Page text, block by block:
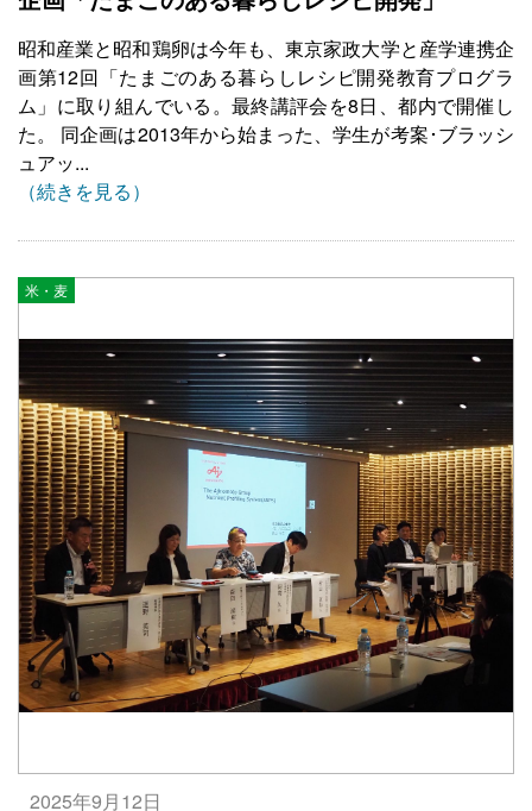
昭和産業と昭和鶏卵は今年も、東京家政大学と産学連携企
画第12回「たまごのある暮らしレシピ開発教育プログラ
ム」に取り組んでいる。最終講評会を8日、都内で開催し
た。 同企画は2013年から始まった、学生が考案･ブラッシ
ュアッ...
（続きを見る）
米・麦
2025年9月12日